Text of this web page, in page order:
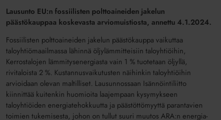
Lausunto EU:n fossiilisten polttoaineiden jakelun
päästökauppaa koskevasta arviomuistiosta, annettu 4.1.2024.
Fossiilisten polttoaineiden jakelun päästökauppa vaikuttaa
taloyhtiömaailmassa lähinnä öljylämmitteisiin taloyhtiöihin,
Kerrostalojen lämmitysenergiasta vain 1 % tuotetaan öljyllä,
rivitaloista 2 %. Kustannusvaikutusten näihinkin taloyhtiöihin
arvioidaan olevan maltilliset. Lausunnossaan Isännöintiliitto
kiinnittää kuitenkin huomioita laajempaan kysymykseen
taloyhtiöiden energiatehokkuutta ja päästöttömyyttä parantavien
toimien tukemisesta, johon on tullut suuri muutos ARA:n energia-